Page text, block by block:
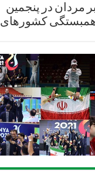
مردان در پنجمین
همبستگی کشورهای